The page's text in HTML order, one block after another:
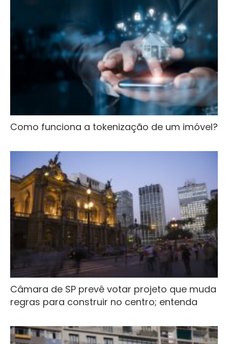
Como funciona a tokenização de um imóvel?
Câmara de SP prevê votar projeto que muda
regras para construir no centro; entenda